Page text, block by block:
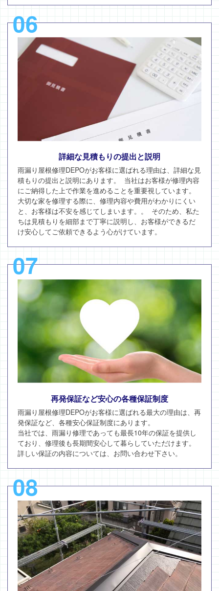
06
詳細な見積もりの提出と説明
雨漏り屋根修理DEPOがお客様に選ばれる理由は、詳細な見
積もりの提出と説明にあります。 当社はお客様が修理内容
にご納得した上で作業を進めることを重要視しています。
大切な家を修理する際に、修理内容や費用がわかりにくい
と、お客様は不安を感じてしまいます。。 そのため、私た
ちは見積もりを細部まで丁寧に説明し、お客様ができるだ
け安心してご依頼できるよう心がけています。
07
再発保証など安心の各種保証制度
雨漏り屋根修理DEPOがお客様に選ばれる最大の理由は、再
発保証など、各種安心保証制度にあります。
当社では、雨漏り修理であっても最長10年の保証を提供し
ており、修理後も長期間安心して暮らしていただけます。
詳しい保証の内容については、お問い合わせ下さい。
08